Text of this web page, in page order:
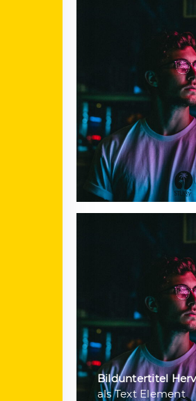
Bild­unter­titel
als Text Element